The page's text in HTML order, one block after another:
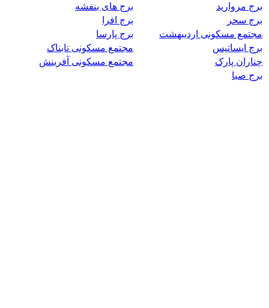
برج مروارید
برج های بنفشه
برج سحر
برج افرا
مجتمع مسکونی اردیبهشت
برج پارسا
برج ایساتیس
مجتمع مسکونی تابناک
چناران پارک
مجتمع مسکونی آفرینش
برج صبا